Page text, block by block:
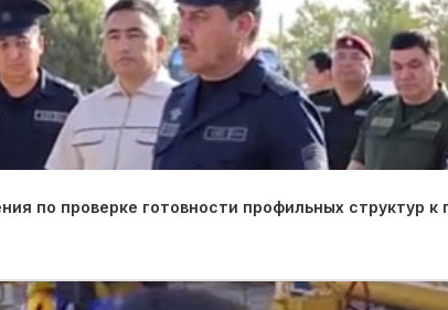
по проверке готовности профильных структур